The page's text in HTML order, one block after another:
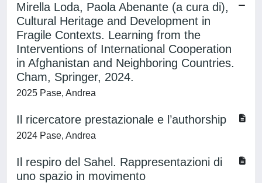
Mirella Loda, Paola Abenante (a cura di),
Cultural Heritage and Development in
Fragile Contexts. Learning from the
Interventions of International Cooperation
in Afghanistan and Neighboring Countries.
Cham, Springer, 2024.
2025 Pase, Andrea
Il ricercatore prestazionale e l’authorship
2024 Pase, Andrea
Il respiro del Sahel. Rappresentazioni di
uno spazio in movimento